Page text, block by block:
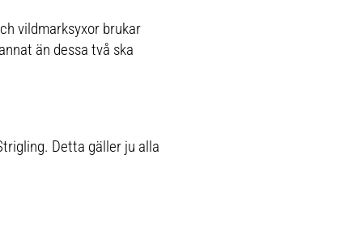
vildmarksyxor brukar
än dessa två ska
Detta gäller ju alla